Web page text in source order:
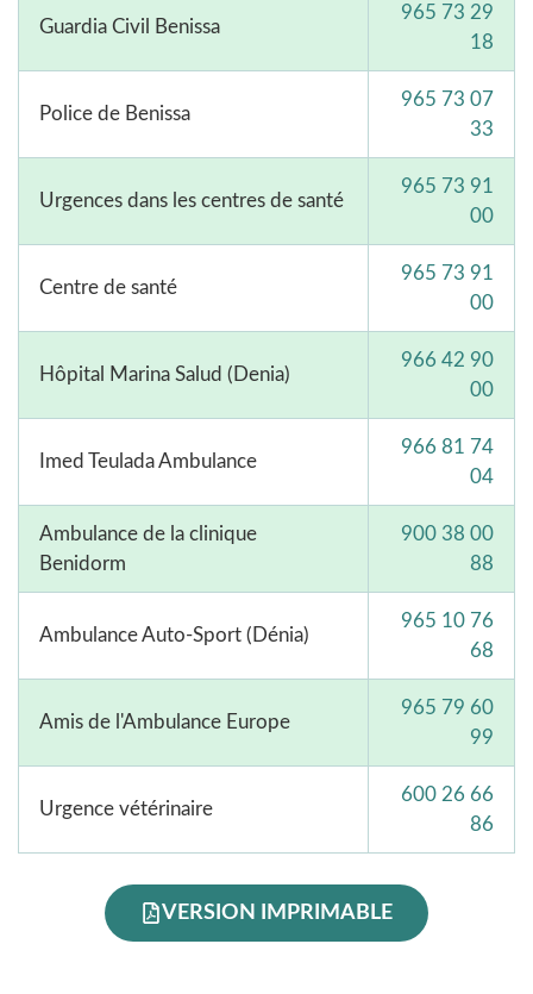
Guardia Civil Benissa
965 73 29
18
Police de Benissa
965 73 07
33
Urgences dans les centres de santé
965 73 91
00
Centre de santé
965 73 91
00
Hôpital Marina Salud (Denia)
966 42 90
00
Imed Teulada Ambulance
966 81 74
04
Ambulance de la clinique
Benidorm
900 38 00
88
Ambulance Auto-Sport (Dénia)
965 10 76
68
Amis de l'Ambulance Europe
965 79 60
99
Urgence vétérinaire
600 26 66
86
VERSION IMPRIMABLE